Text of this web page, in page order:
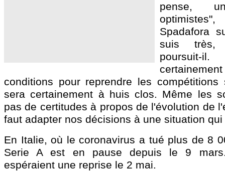
pense,
Spadafora
suis très,
conditions pour reprendre les compétitions
sera certainement à huis clos. Même les
pas de certitudes à propos de l'évolution de
faut adapter nos décisions à une situation
En Italie, où le coronavirus a tué plus de 8
Serie A est en pause depuis le 9
espéraient une reprise le 2 mai.